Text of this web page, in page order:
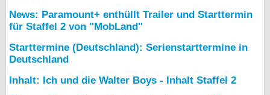
News: Paramount+ enthüllt Trailer und Starttermin
für Staffel 2 von "MobLand"
Starttermine (Deutschland): Serienstarttermine in
Deutschland
Inhalt: Ich und die Walter Boys - Inhalt Staffel 2
myFanbase